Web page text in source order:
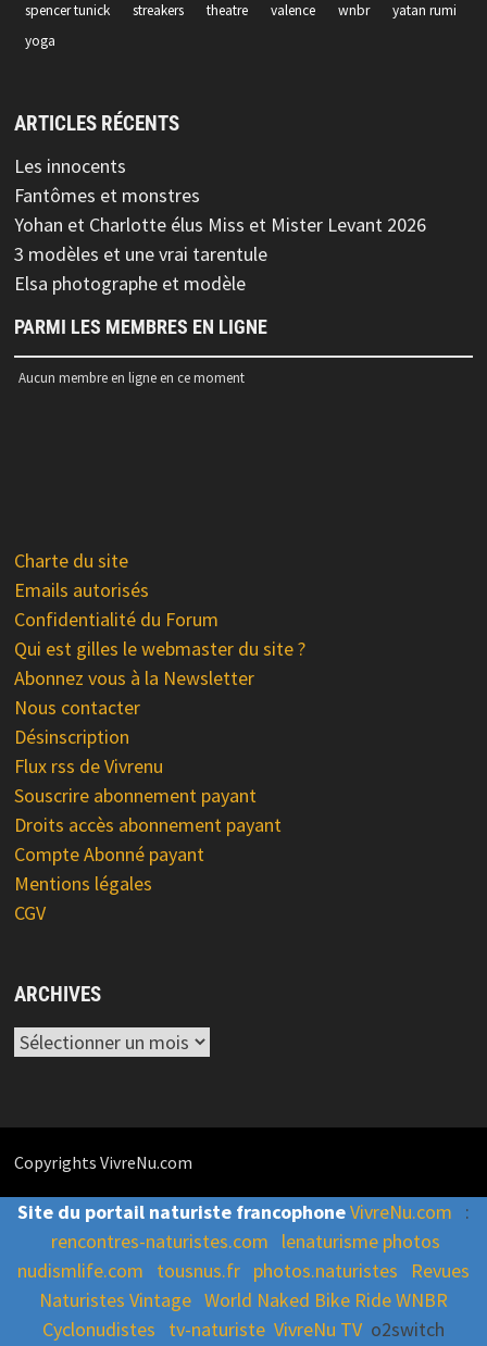
spencer tunick
streakers theatre valence wnbr
yatan rumi
yoga
ARTICLES RÉCENTS
Les innocents
Fantômes et monstres
Yohan et Charlotte élus Miss et Mister Levant 2026
3 modèles et une vrai tarentule
Elsa photographe et modèle
PARMI LES MEMBRES EN LIGNE
Aucun membre en ligne en ce moment
Charte du site
Emails autorisés
Confidentialité du Forum
Qui est gilles le webmaster du site ?
Abonnez vous à la Newsletter
Nous contacter
Désinscription
Flux rss de Vivrenu
Souscrire abonnement payant
Droits accès abonnement payant
Compte Abonné payant
Mentions légales
CGV
ARCHIVES
Archives
Copyrights VivreNu.com
Site du portail naturiste francophoneVivreNu.com :
rencontres-naturistes.com
lenaturisme photos
nudismlife.com
tousnus.fr photos.naturistes
Revues
Naturistes Vintage World Naked Bike Ride WNBR
Cyclonudistes
tv-naturiste VivreNu TV o2switch